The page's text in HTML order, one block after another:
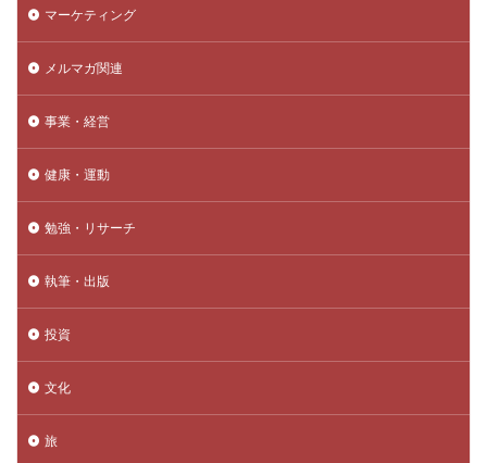
マーケティング
メルマガ関連
事業・経営
健康・運動
勉強・リサーチ
執筆・出版
投資
文化
旅